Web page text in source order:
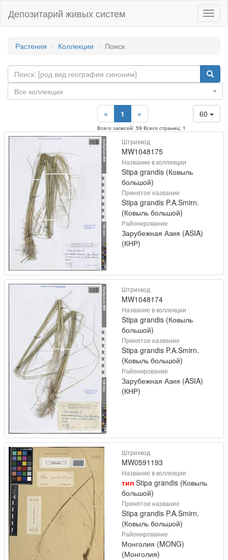
Депозитарий живых систем
Растения Коллекции Поиск
Все коллекции
60
« 1 »
Всего записей: 59 Всего страниц: 1
Штрихкод
MW1048175
Название в коллекции
Stipa grandis (Ковыль
большой)
Принятое название
Stipa grandis P.A.Smirn.
(Ковыль большой)
Районирование
Зарубежная Азия (ASIA)
(КНР)
Штрихкод
MW1048174
Название в коллекции
Stipa grandis (Ковыль
большой)
Принятое название
Stipa grandis P.A.Smirn.
(Ковыль большой)
Районирование
Зарубежная Азия (ASIA)
(КНР)
Штрихкод
MW0591193
Название в коллекции
тип Stipa grandis (Ковыль
большой)
Принятое название
Stipa grandis P.A.Smirn.
(Ковыль большой)
Районирование
Монголия (MONG)
(Монголия)